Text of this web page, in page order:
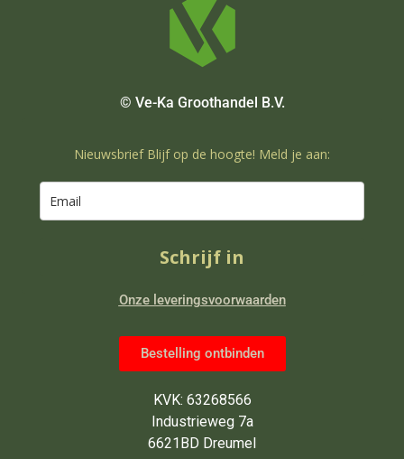
© Ve-Ka Groothandel B.V.
Nieuwsbrief Blijf op de hoogte! Meld je aan:
Schrijf in
Onze leveringsvoorwaarden
Bestelling ontbinden
KVK: 63268566
Industrieweg 7a
6621BD Dreumel